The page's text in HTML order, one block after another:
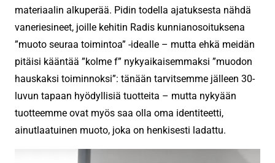
materiaalin alkuperää. Pidin todella ajatuksesta nähdä
vaneriesineet, joille kehitin Radis kunnianosoituksena
”muoto seuraa toimintoa” -idealle – mutta ehkä meidän
pitäisi kääntää ”kolme f” nykyaikaisemmaksi ”muodon
hauskaksi toiminnoksi”: tänään tarvitsemme jälleen 30-
luvun tapaan hyödyllisiä tuotteita – mutta nykyään
tuotteemme ovat myös saa olla oma identiteetti,
ainutlaatuinen muoto, joka on henkisesti ladattu.